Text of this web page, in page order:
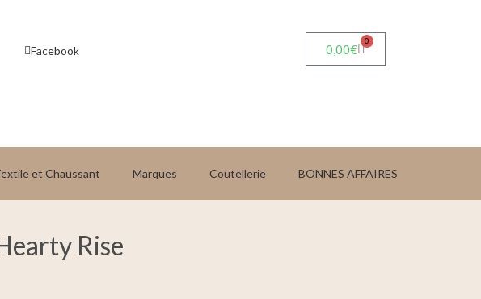
Facebook 0,00€
0
et Chaussant Marques Coutellerie BONNES AFFAIRES
Rise